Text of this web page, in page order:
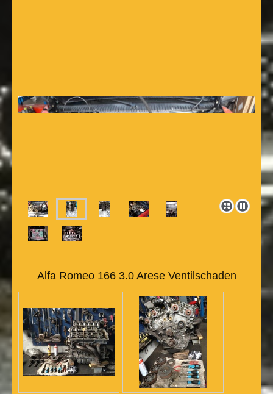
Alfa Romeo 166 3.0 Arese Ventilschaden